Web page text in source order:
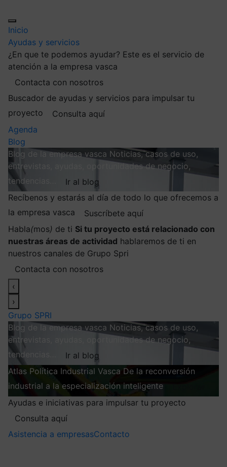
Inicio
Ayudas y servicios
¿En que te podemos ayudar? Este es el servicio de
atención a la empresa vasca
Contacta con nosotros
Buscador de ayudas y servicios para impulsar tu
proyecto
Consulta aquí
Agenda
Blog
Blog de la empresa vasca Noticias, casos de uso,
entrevistas, ayudas, oportunidades de negocio,
tendencias…
Ir al blog
Recíbenos y estarás al día de todo lo que ofrecemos a
la empresa vasca
Suscríbete aquí
Habla(mos) de ti Si tu proyecto está relacionado con
nuestras áreas de actividad hablaremos de ti en
nuestros canales de Grupo Spri
Contacta con nosotros
‹
›
Grupo SPRI
Blog de la empresa vasca Noticias, casos de uso,
entrevistas, ayudas, oportunidades de negocio,
tendencias…
Ir al blog
Atlas Política Industrial Vasca De la reconversión
industrial a la especialización inteligente
Ayudas e iniciativas para impulsar tu proyecto
Consulta aquí
Asistencia a empresasContacto